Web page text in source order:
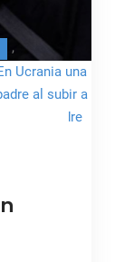
Ucrania una
al subir a
y su madre
,